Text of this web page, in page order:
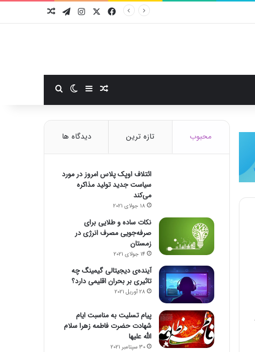
فیسبوکایکس اینستاگرام
تلگرام
نوشته تصادفی
سایدبارتغییر پوسته
محبوب تازه ترین دیدگاه ها
ائتلاف اوپک پلاس امروز در مورد
سیاست جدید تولید مذاکره
می‌کند
18 جولای 2021
نکات ساده و طلایی برای
صرفه‌جویی مصرف انرژی در
زمستان
14 جولای 2021
آینده‌ی دیجیتالی گیمینگ چه
تاثیری بر بحران اقلیمی دارد؟
28 آوریل 2021
پیام تسلیت به مناسبت ایام
شهادت حضرت فاطمه زهرا سلام
الله علیها
30 سپتامبر 2021